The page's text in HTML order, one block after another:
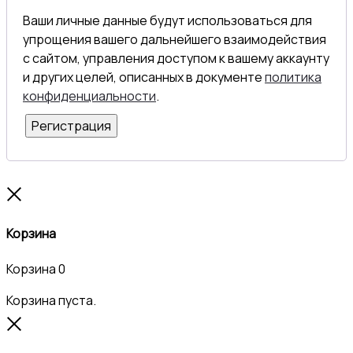
Ваши личные данные будут использоваться для
упрощения вашего дальнейшего взаимодействия
с сайтом, управления доступом к вашему аккаунту
и других целей, описанных в документеполитика
конфиденциальности.
Регистрация
Корзина
Корзина0
Корзина пуста.